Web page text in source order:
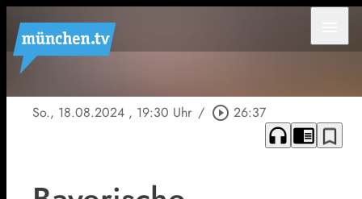
So., 18.08.2024 , 19:30 Uhr / play_circle_outline 26:37
headphones chrome_reader_mode bookmark_border